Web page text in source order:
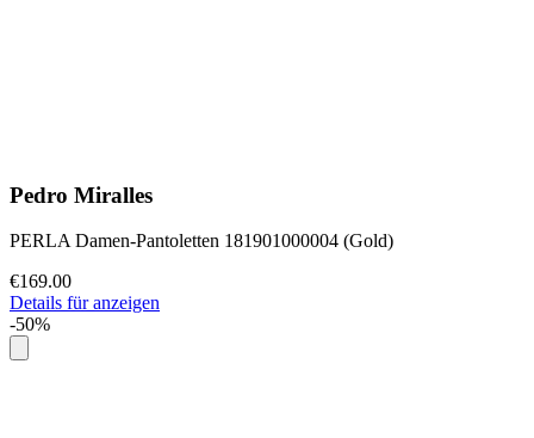
Pedro Miralles
PERLA Damen-Pantoletten 181901000004 (Gold)
€169.00
Details für anzeigen
-50%